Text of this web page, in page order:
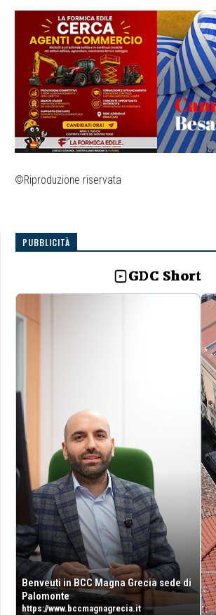
©Riproduzione riservata
PUBBLICITÀ
GDC Short
Benveuti in BCC Magna Grecia sede di
Palomonte
https://www.bccmagnagrecia.it